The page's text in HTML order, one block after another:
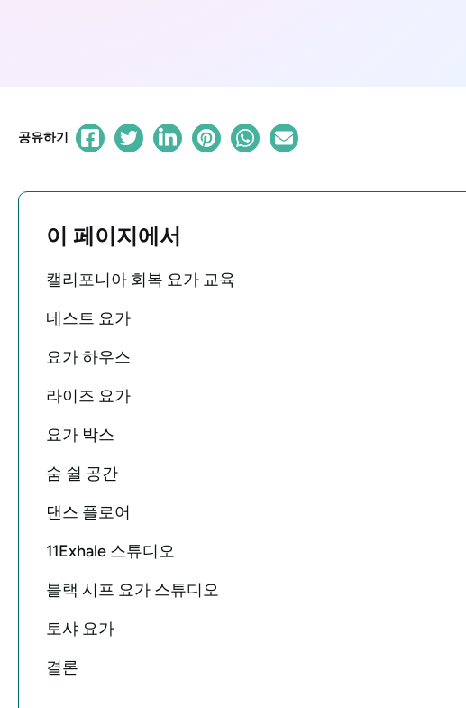
공유하기
이 페이지에서
캘리포니아 회복 요가 교육
네스트 요가
요가 하우스
라이즈 요가
요가 박스
숨 쉴 공간
댄스 플로어
11Exhale 스튜디오
블랙 시프 요가 스튜디오
토샤 요가
결론